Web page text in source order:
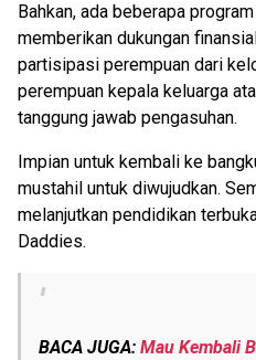
Bahkan, ada beberapa
memberikan dukungan
partisipasi perempuan dari
perempuan kepala keluarga
tanggung jawab pengasuhan.
Impian untuk kembali ke
mustahil untuk diwujudkan.
melanjutkan pendidikan
Daddies.
BACA JUGA: Mau Kembali